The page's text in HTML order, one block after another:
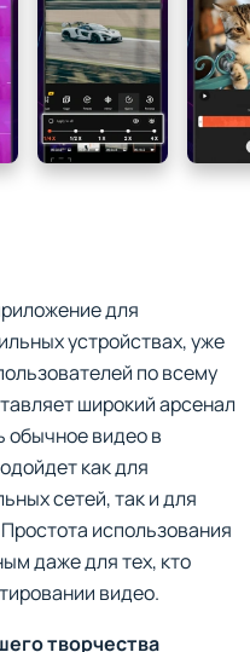
для
устройствах, уже
по всему
широкий арсенал
обычное видео в
как для
сетей, так и для
использования
даже для тех, кто
видео.
творчества